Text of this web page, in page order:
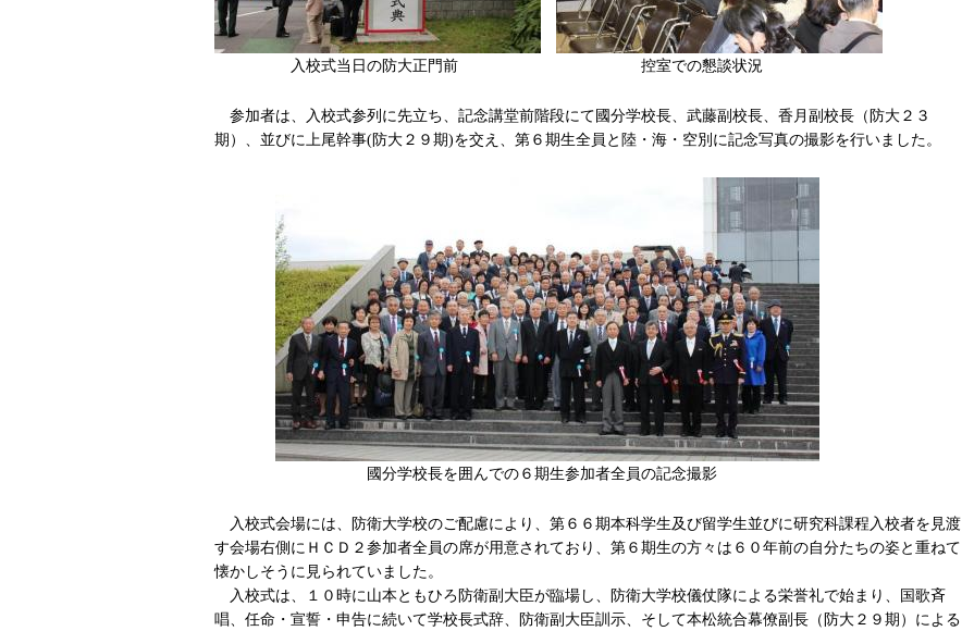
入校式当日の防大正門前 控室での懇談状況
参加者は、入校式参列に先立ち、記念講堂前階段にて國分学校長、武藤副校長、香月副校長（防大２３
期）、並びに上尾幹事(防大２９期)を交え、第６期生全員と陸・海・空別に記念写真の撮影を行いました。
國分学校長を囲んでの６期生参加者全員の記念撮影
入校式会場には、防衛大学校のご配慮により、第６６期本科学生及び留学生並びに研究科課程入校者を見渡
す会場右側にＨＣＤ２参加者全員の席が用意されており、第６期生の方々は６０年前の自分たちの姿と重ねて
懐かしそうに見られていました。
入校式は、１０時に山本ともひろ防衛副大臣が臨場し、防衛大学校儀仗隊による栄誉礼で始まり、国歌斉
唱、任命・宣誓・申告に続いて学校長式辞、防衛副大臣訓示、そして本松統合幕僚副長（防大２９期）による